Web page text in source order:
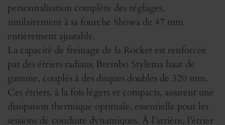
personnalisation complète des réglages,
similairement à sa fourche Showa de 47 mm
entièrement ajustable.
La capacité de freinage de la Rocket est renforcée
par des étriers radiaux Brembo Stylema haut de
gamme, couplés à des disques doubles de 320 mm.
Ces étriers, à la fois légers et compacts, assurent une
dissipation thermique optimale, essentielle pour les
sessions de conduite dynamiques. À l’arrière, l’étrier